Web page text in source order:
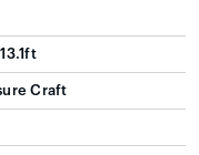
Craft